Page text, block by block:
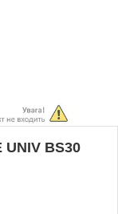
UNIV BS30